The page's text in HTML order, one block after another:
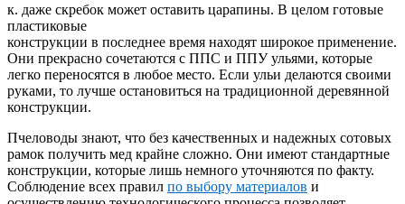
к. даже скребок может оставить царапины. В целом готовые
пластиковые
конструкции в последнее время находят широкое применение.
Они прекрасно сочетаются с ППС и ППУ ульями, которые
легко переносятся в любое место. Если ульи делаются своими
руками, то лучше остановиться на традиционной деревянной
конструкции.
Пчеловоды знают, что без качественных и надежных сотовых
рамок получить мед крайне сложно. Они имеют стандартные
конструкции, которые лишь немного уточняются по факту.
Соблюдение всех правил по выбору материалов и